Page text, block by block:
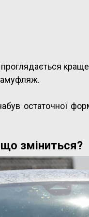
остаточної
зміниться?